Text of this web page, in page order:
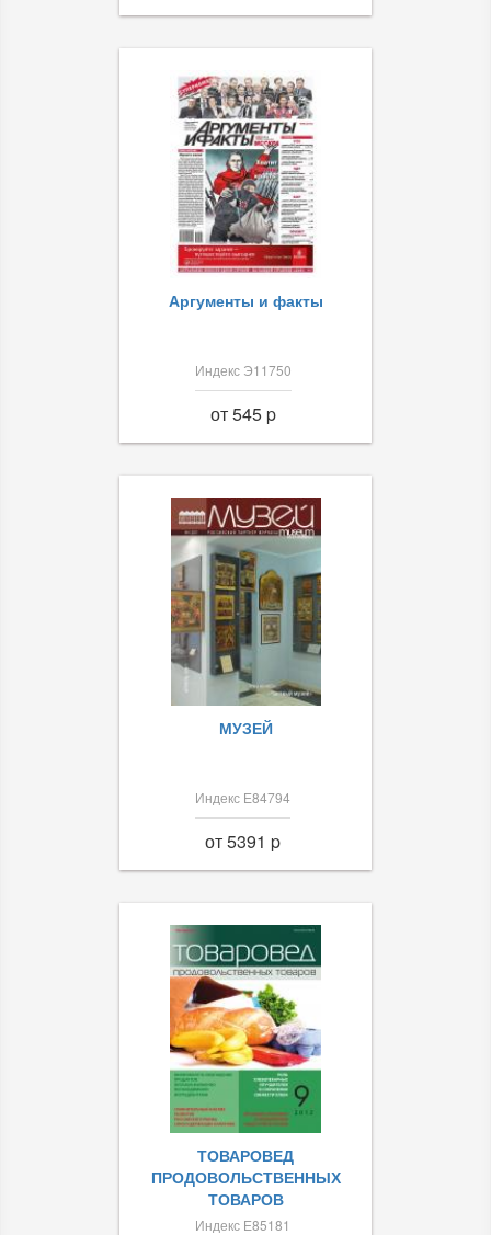
Аргументы и факты
Индекс Э11750
от 545 p
МУЗЕЙ
Индекс Е84794
от 5391 p
ТОВАРОВЕД
ПРОДОВОЛЬСТВЕННЫХ
ТОВАРОВ
Индекс Е85181